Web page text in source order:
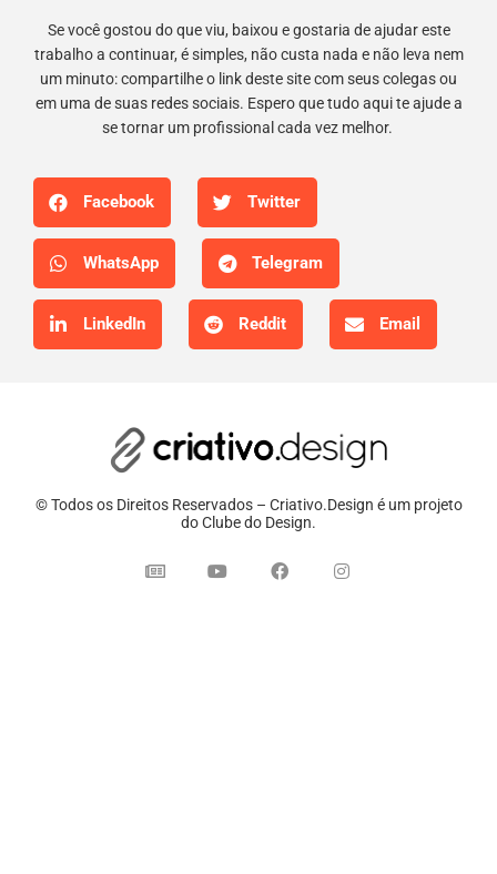
Se você gostou do que viu, baixou e gostaria de ajudar este
trabalho a continuar, é simples, não custa nada e não leva nem
um minuto: compartilhe o link deste site com seus colegas ou
em uma de suas redes sociais. Espero que tudo aqui te ajude a
se tornar um profissional cada vez melhor.
Facebook Twitter
WhatsApp Telegram
LinkedIn Reddit Email
© Todos os Direitos Reservados – Criativo.Design é um projeto
do Clube do Design.